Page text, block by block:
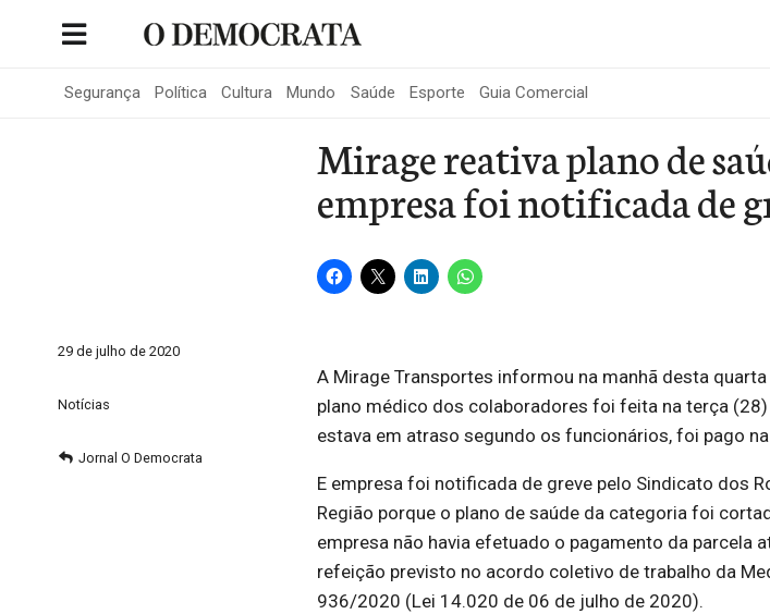
Segurança Política Cultura Mundo Saúde Esporte Guia Comercial
Mirage reativa plano de
empresa foi notificada de
29 de julho de 2020
Notícias
Jornal O Democrata
A Mirage Transportes informou na manhã desta
plano médico dos colaboradores foi feita na terça
estava em atraso segundo os funcionários, foi pago
E empresa foi notificada de greve pelo Sindicato dos
Região porque o plano de saúde da categoria foi
empresa não havia efetuado o pagamento da parcela
refeição previsto no acordo coletivo de trabalho da
936/2020 (Lei 14.020 de 06 de julho de 2020).